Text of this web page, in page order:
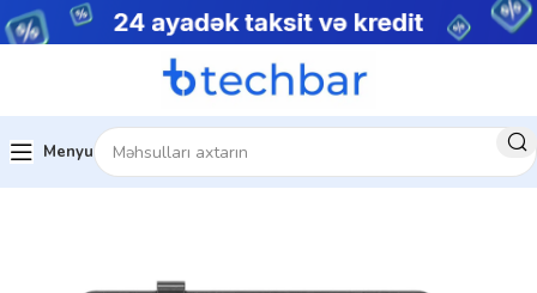
Menyu
Ev Kompüter aksesuarları Veb kamera